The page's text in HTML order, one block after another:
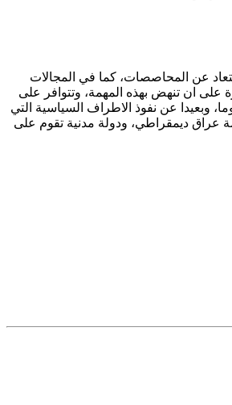
عن المحاصصات، كما في المجالات
ان تنهض بهذه المهمة، وتتوافر على
وبعيدا عن نفوذ الاطراف السياسية التي
عراق ديمقراطي، ودولة مدنية تقوم على